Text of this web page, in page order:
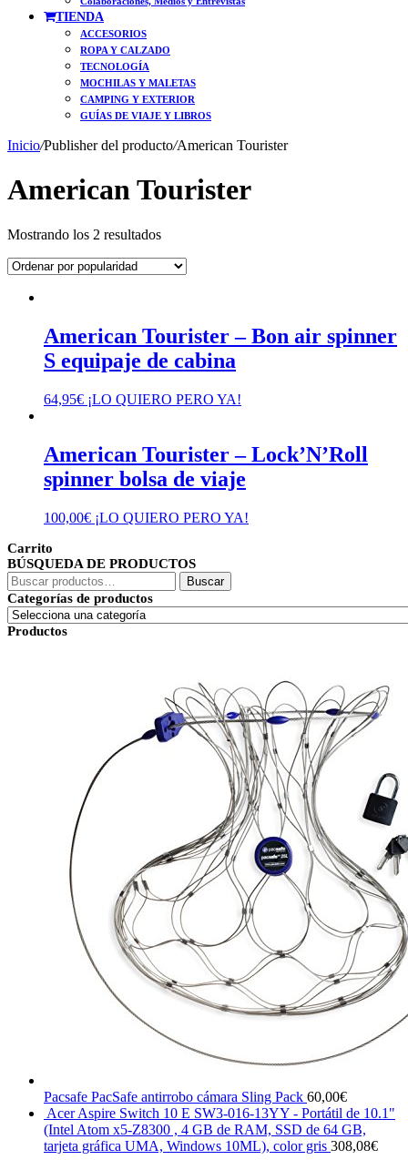
TIENDA
ACCESORIOS
ROPA Y CALZADO
TECNOLOGÍA
MOCHILAS Y MALETAS
CAMPING Y EXTERIOR
GUÍAS DE VIAJE Y LIBROS
Inicio/Publisher del producto/American Tourister
American Tourister
Mostrando los 2 resultadosOrdenado
popularidad
American Tourister – Bon air spinner
S equipaje de cabina
64,95€ ¡LO QUIERO PERO YA!
American Tourister – Lock’N’Roll
spinner bolsa de viaje
100,00€ ¡LO QUIERO PERO YA!
Carrito
BÚSQUEDA DE PRODUCTOS
Buscar
por:
Buscar
Categorías de productos
Productos
Pacsafe PacSafe antirrobo cámara Sling Pack 60,00€
Acer Aspire Switch 10 E SW3-016-13YY - Portátil de 10.1"
(Intel Atom x5-Z8300 , 4 GB de RAM, SSD de 64 GB,
tarjeta gráfica UMA, Windows 10ML), color gris 308,08€